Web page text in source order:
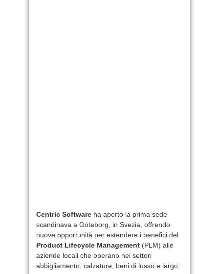
Centric Software ha aperto la prima sede
scandinava a Göteborg, in Svezia, offrendo
nuove opportunità per estendere i benefici del
Product Lifecycle Management (PLM) alle
aziende locali che operano nei settori
abbigliamento, calzature, beni di lusso e largo